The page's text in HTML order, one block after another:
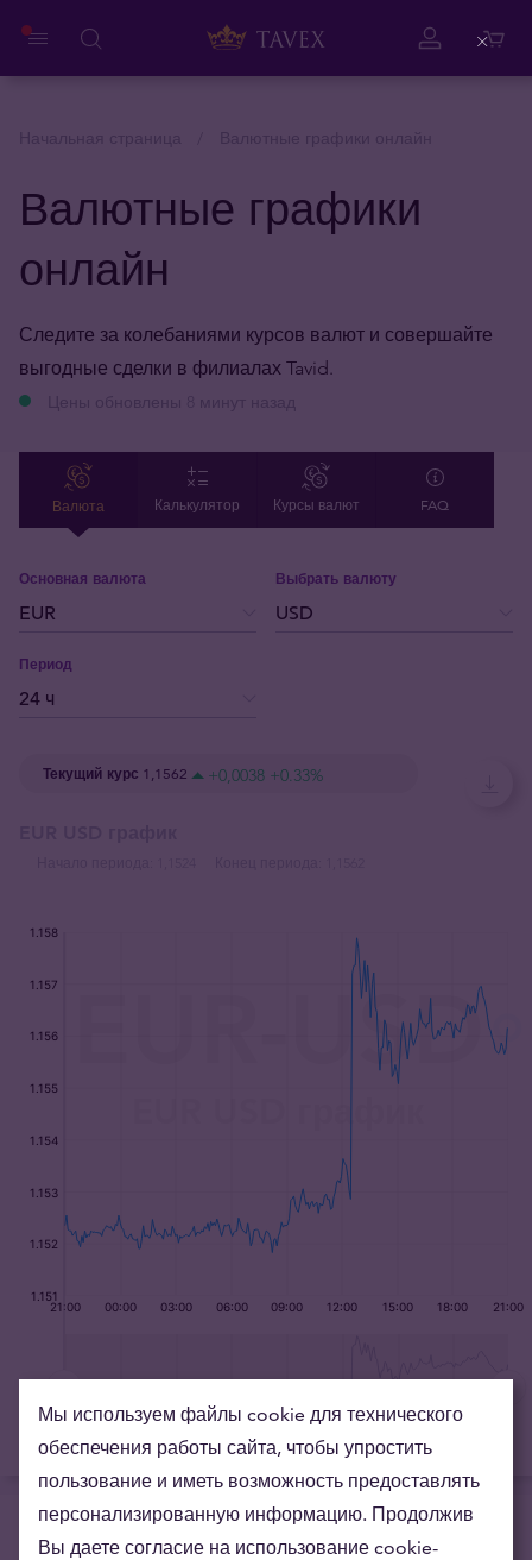
Валютные графики
онлайн
Следите за колебаниями курсов валют и совершайте
выгодные сделки в филиалах Tavid.
Валюта Калькулятор Курсы валют FAQ
Основная валюта Выбрать валюту
Период
Текущий курс 1,1562 +0,0038 +0.33%
Tavex ID
Мы используем файлы cookie для технического
обеспечения работы сайта, чтобы упростить
пользование и иметь возможность предоставлять
персонализированную информацию. Продолжив
Вы даете согласие на использование cookie-
Close